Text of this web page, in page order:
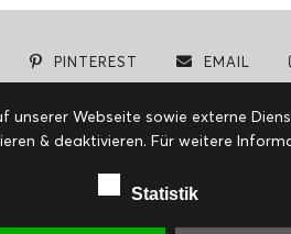
PINTEREST EMAIL
unserer Webseite sowie externe
& deaktivieren. Für weitere
Statistik